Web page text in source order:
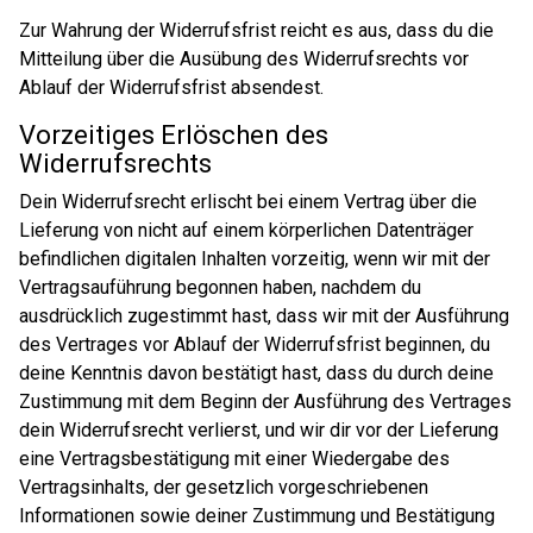
Zur Wahrung der Widerrufsfrist reicht es aus, dass du die
Mitteilung über die Ausübung des Widerrufsrechts vor
Ablauf der Widerrufsfrist absendest.
Vorzeitiges Erlöschen des
Widerrufsrechts
Dein Widerrufsrecht erlischt bei einem Vertrag über die
Lieferung von nicht auf einem körperlichen Datenträger
befindlichen digitalen Inhalten vorzeitig, wenn wir mit der
Vertragsauführung begonnen haben, nachdem du
ausdrücklich zugestimmt hast, dass wir mit der Ausführung
des Vertrages vor Ablauf der Widerrufsfrist beginnen, du
deine Kenntnis davon bestätigt hast, dass du durch deine
Zustimmung mit dem Beginn der Ausführung des Vertrages
dein Widerrufsrecht verlierst, und wir dir vor der Lieferung
eine Vertragsbestätigung mit einer Wiedergabe des
Vertragsinhalts, der gesetzlich vorgeschriebenen
Informationen sowie deiner Zustimmung und Bestätigung